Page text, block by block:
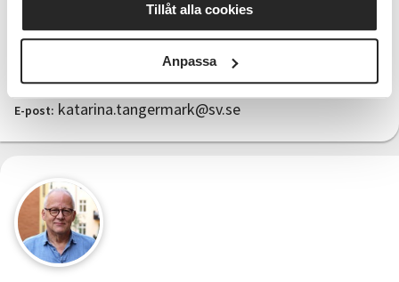
Tillåt alla cookies
Anpassa
Verksamhetsutvecklare funktionsrätt, kurser och
08-679 03 23
E-post: katarina.tangermark@sv.se